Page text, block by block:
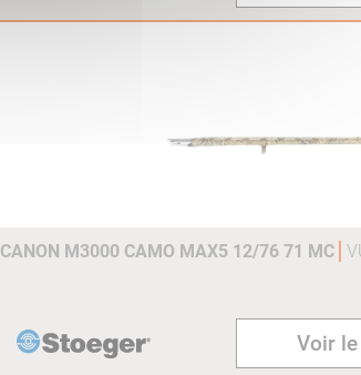
CANON M3000 CAMO MAX5 12/76 71 MC
Voir